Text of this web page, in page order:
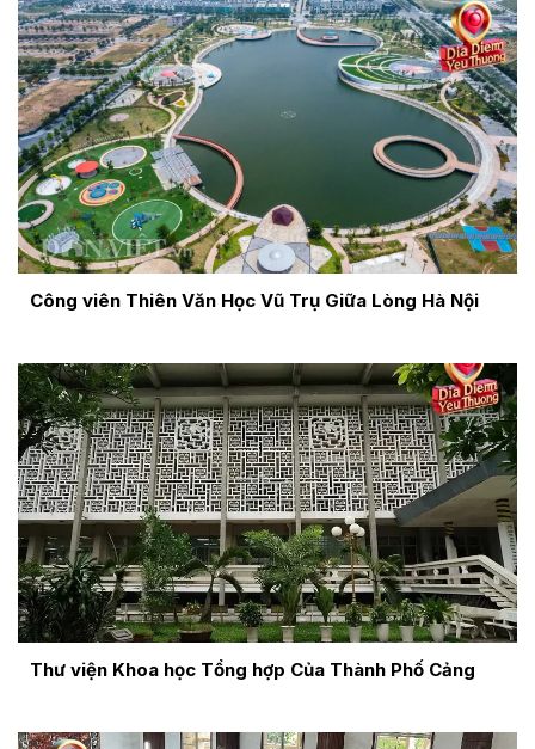
Công viên Thiên Văn Học Vũ Trụ Giữa Lòng Hà Nội
Thư viện Khoa học Tổng hợp Của Thành Phố Cảng